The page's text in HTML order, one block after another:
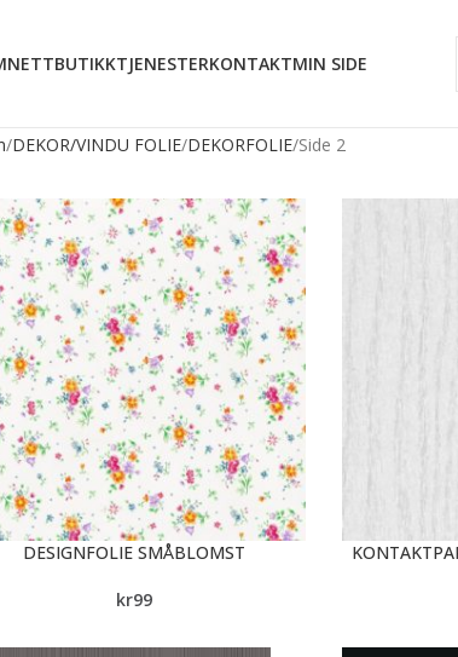
NETTBUTIKKTJENESTERKONTAKTMIN SIDE
DEKOR/VINDU FOLIE DEKORFOLIE Side 2
DESIGNFOLIE SMÅBLOMST
kr99